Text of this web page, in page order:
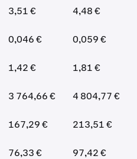
3,51 € 4,48 €
0,046 € 0,059 €
1,42 € 1,81 €
3 764,66 € 4 804,77 €
167,29 € 213,51 €
76,33 € 97,42 €